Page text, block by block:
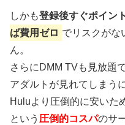
しかも登録後すぐポイン
ば費用ゼロ でリスクがな
ん。
さらにDMM TVも見放題
アダルトが見れてしまう
Huluより圧倒的に安いた
という 圧倒的コスパのサ